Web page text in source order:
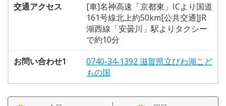
交通アクセス
[車]名神高速「京都東」ICより国道
161号線北上約50km[公共交通]JR
湖西線「安曇川」駅よりタクシー
で約10分
お問い合わせ1
0740-34-1392 滋賀県立びわ湖こど
もの国